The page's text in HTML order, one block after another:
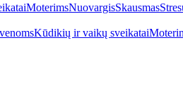
MoterimsNuovargisSkausmas
Kūdikių ir vaikų sveikatai